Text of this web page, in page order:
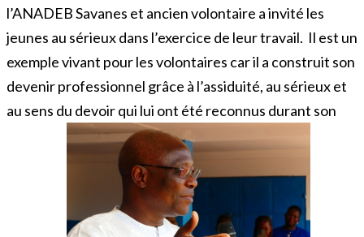
l’ANADEB Savanes et ancien volontaire a invité les
jeunes au sérieux dans l’exercice de leur travail. Il est un
exemple vivant pour les volontaires car il a construit son
devenir professionnel grâce à l’assiduité, au sérieux et
au sens du devoir qui lui ont été reconnus durant son